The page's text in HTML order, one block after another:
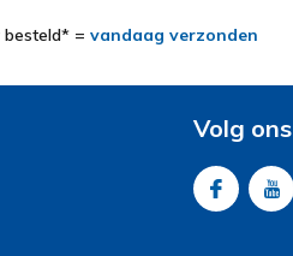
besteld* = vandaag verzonden
Volg ons